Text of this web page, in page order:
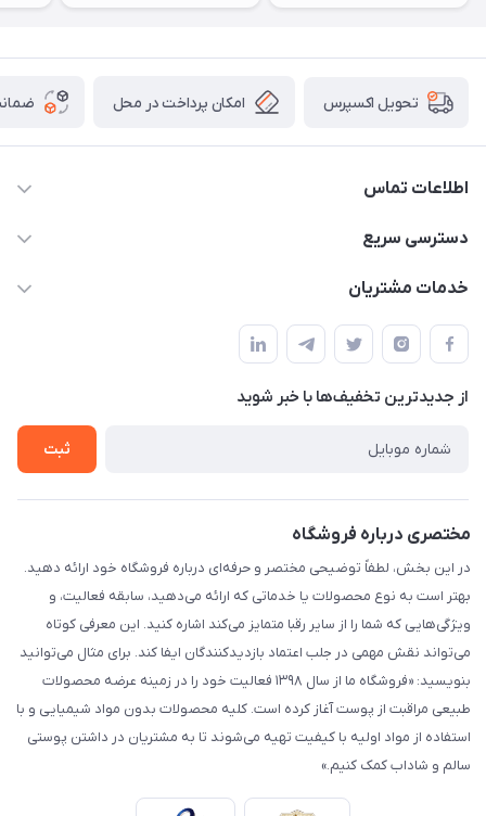
تحویل اکسپرس امکان پرداخت در محل
اطلاعات تماس
09332394024-09120346631
دسترسی سریع
حساب کاربری
لیست محصولات
درباره ما
خدمات مشتریان
قوانین و مقررات
حریم خصوصی
راهنما
از جدید‌ترین تخفیف‌ها با‌ خبر شوید
ثبت
مختصری درباره فروشگاه
در این بخش، لطفاً توضیحی مختصر و حرفه‌ای درباره فروشگاه خود ارائه دهید.
بهتر است به نوع محصولات یا خدماتی که ارائه می‌دهید، سابقه فعالیت، و
ویژگی‌هایی که شما را از سایر رقبا متمایز می‌کند اشاره کنید. این معرفی کوتاه
می‌تواند نقش مهمی در جلب اعتماد بازدیدکنندگان ایفا کند. برای مثال می‌توانید
بنویسید: «فروشگاه ما از سال ۱۳۹۸ فعالیت خود را در زمینه عرضه محصولات
طبیعی مراقبت از پوست آغاز کرده است. کلیه محصولات بدون مواد شیمیایی و با
استفاده از مواد اولیه با کیفیت تهیه می‌شوند تا به مشتریان در داشتن پوستی
سالم و شاداب کمک کنیم.»